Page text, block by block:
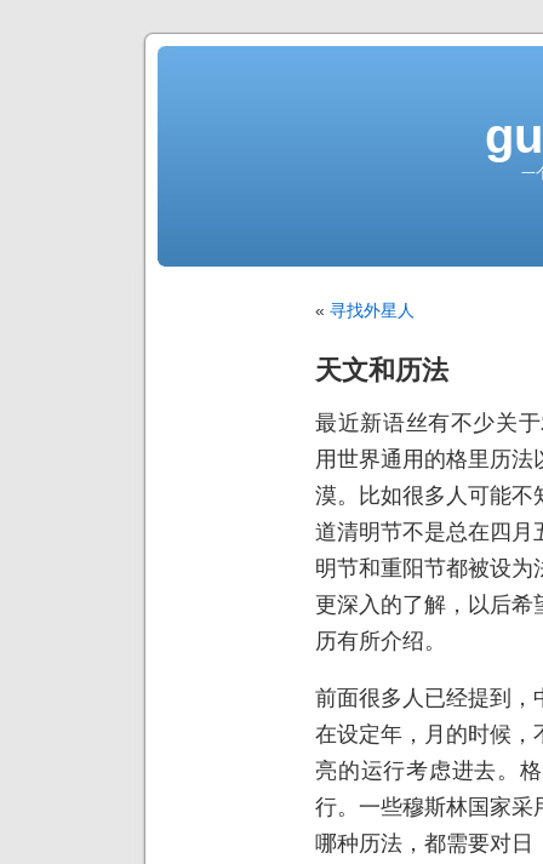
一
« 寻找外星人
天文和历法
最近新语丝有不少关
用世界通用的格里历
漠。比如很多人可能不
道清明节不是总在四月
明节和重阳节都被设
更深入的了解，以后
历有所介绍。
前面很多人已经提到，
在设定年，月的时候，
亮的运行考虑进去。
行。一些穆斯林国家采
哪种历法，都需要对日